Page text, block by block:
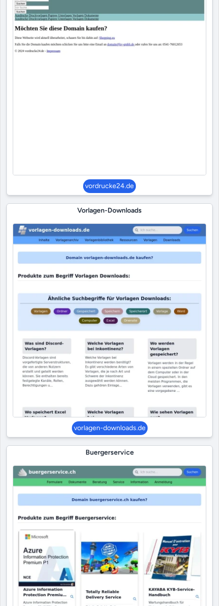
vordrucke24.de
Vorlagen-Downloads
vorlagen-downloads.de
Buergerservice